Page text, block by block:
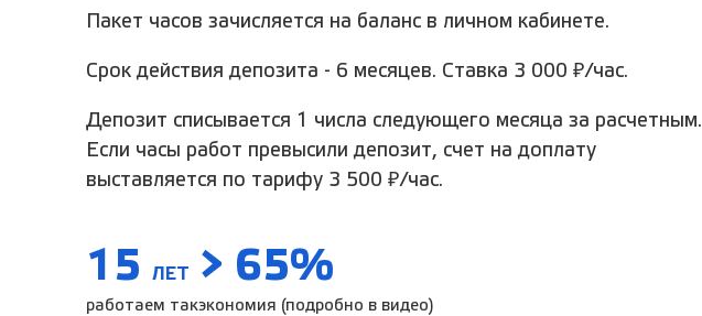
Пакет часов зачисляется на баланс в личном кабинете.
Срок действия депозита - 6 месяцев. Ставка 3 000 ₽/час.
Депозит списывается 1 числа следующего месяца за расчетным.
Если часы работ превысили депозит, счет на доплату
выставляется по тарифу 3 500 ₽/час.
15 ЛЕТ
работаем так
> 65%
экономия (подробно в видео)